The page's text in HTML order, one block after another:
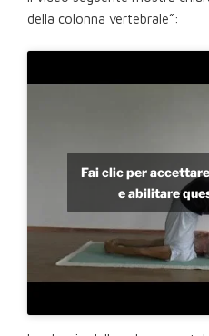
della colonna vertebrale”:
Fai clic per
e abilitare